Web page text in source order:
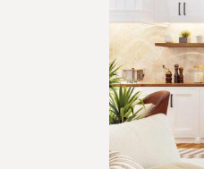
für
ein
stimmiges
Gesamtbild